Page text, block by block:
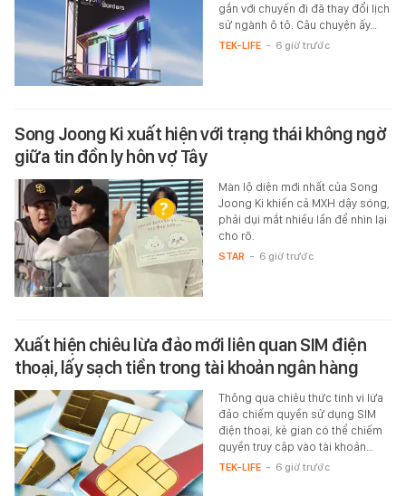
gắn với chuyến đi đã thay đổi lịch
sử ngành ô tô. Câu chuyện ấy…
TEK-LIFE - 6 giờ trước
Song Joong Ki xuất hiện với trạng thái không ngờ
giữa tin đồn ly hôn vợ Tây
Màn lộ diện mới nhất của Song
Joong Ki khiến cả MXH dậy sóng,
phải dụi mắt nhiều lần để nhìn lại
cho rõ.
STAR - 6 giờ trước
Xuất hiện chiêu lừa đảo mới liên quan SIM điện
thoại, lấy sạch tiền trong tài khoản ngân hàng
Thông qua chiêu thức tinh vi lừa
đảo chiếm quyền sử dụng SIM
điện thoại, kẻ gian có thể chiếm
quyền truy cập vào tài khoản…
TEK-LIFE - 6 giờ trước